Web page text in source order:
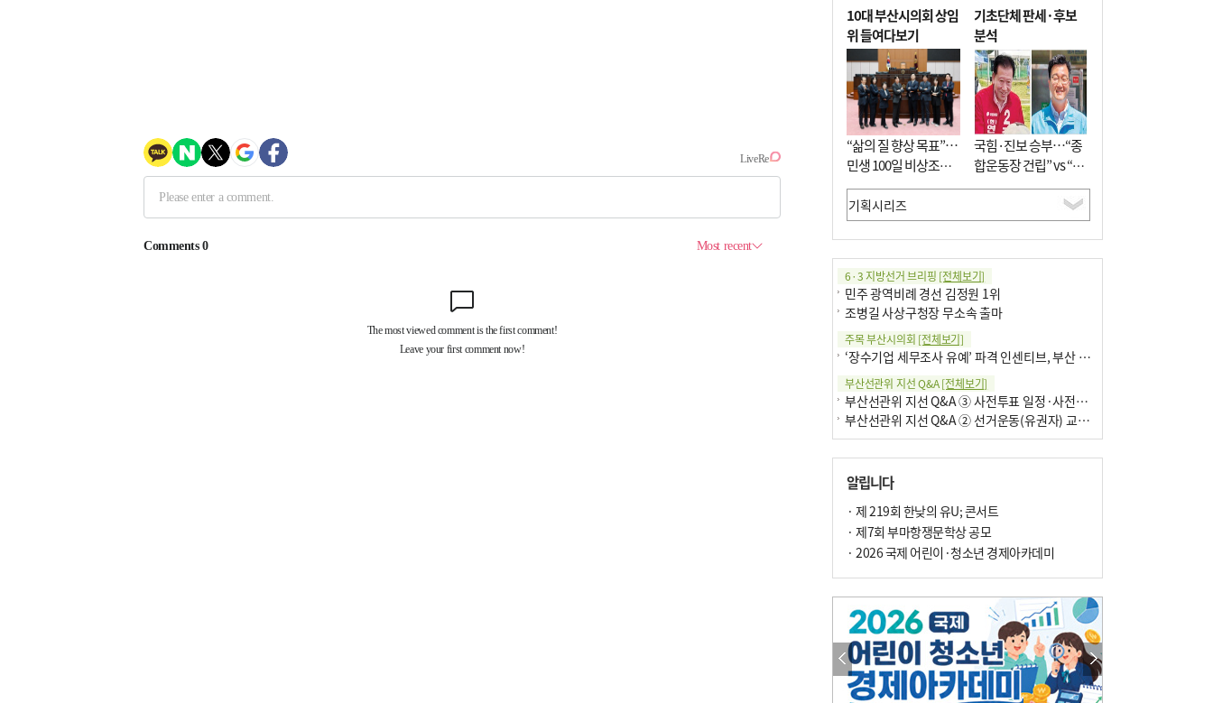
10대 부산시의회 상임
위 들여다보기
“삶의 질 향상 목표”…
민생 100일 비상조치
면밀 심사
기초단체 판세·후보
분석
국힘·진보 승부…“종
합운동장 건립” vs “출
근 공공버스 도입”
6·3 지방선거 브리핑 [전체보기]
민주 광역비례 경선 김정원 1위
조병길 사상구청장 무소속 출마
주목 부산시의회 [전체보기]
‘장수기업 세무조사 유예’ 파격 인센티브, 부산 유출 막을까
부산선관위 지선 Q&A[전체보기]
부산선관위 지선 Q&A ③ 사전투표 일정·사전투표함 보관
부산선관위 지선 Q&A ② 선거운동(유권자) 교육감투표용지
알립니다
· 제 219회 한낮의 유U; 콘서트
· 제7회 부마항쟁문학상 공모
· 2026 국제 어린이·청소년 경제아카데미